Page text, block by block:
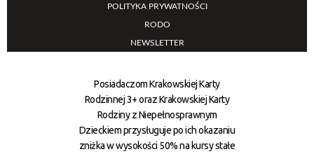
POLITYKA PRYWATNOŚCI
RODO
NEWSLETTER
Posiadaczom Krakowskiej Karty
Rodzinnej 3+ oraz Krakowskiej Karty
Rodziny z Niepełnosprawnym
Dzieckiem przysługuje po ich okazaniu
zniżka w wysokości 50% na kursy stałe